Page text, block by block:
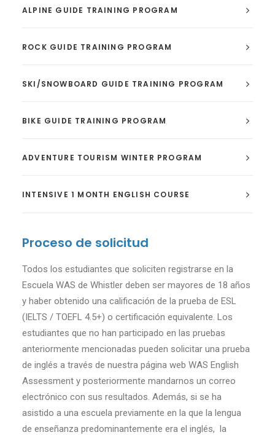
ALPINE GUIDE TRAINING PROGRAM
ROCK GUIDE TRAINING PROGRAM
SKI/SNOWBOARD GUIDE TRAINING PROGRAM
BIKE GUIDE TRAINING PROGRAM
ADVENTURE TOURISM WINTER PROGRAM
INTENSIVE 1 MONTH ENGLISH COURSE
Proceso de solicitud
Todos los estudiantes que soliciten registrarse en la
Escuela WAS de Whistler deben ser mayores de 18 años
y haber obtenido una calificación de la prueba de ESL
(IELTS / TOEFL 4.5+) o certificación equivalente. Los
estudiantes que no han participado en las pruebas
anteriormente mencionadas pueden solicitar una prueba
de inglés a través de nuestra página web WAS English
Assessment y posteriormente mandarnos un correo
electrónico con sus resultados. Además, si se ha
asistido a una escuela previamente en la que la lengua
de enseñanza predominantemente era el inglés, la